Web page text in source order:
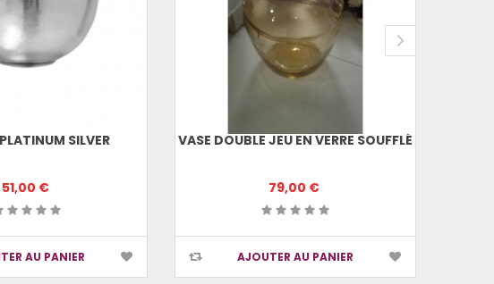
SILVER
51,00 €
AU PANIER
VASE DOUBLE JEU EN VERRE SOUFFLÉ
79,00 €
AJOUTER AU PANIER